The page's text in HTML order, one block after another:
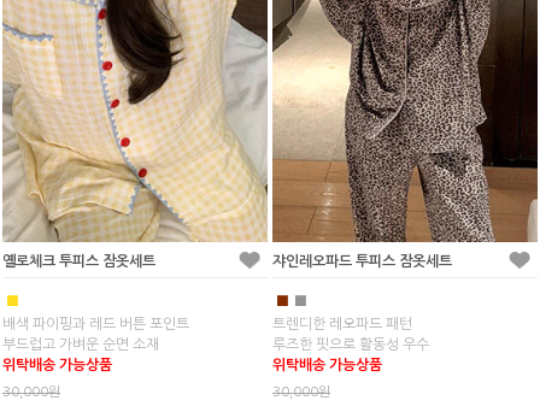
옐로체크 투피스 잠옷세트
■
배색 파이핑과 레드 버튼 포인트
부드럽고 가벼운 순면 소재
위탁배송 가능상품
30,000원
쟈인레오파드 투피스 잠옷세트
■ ■
트렌디한 레오파드 패턴
루즈한 핏으로 활동성 우수
위탁배송 가능상품
30,000원